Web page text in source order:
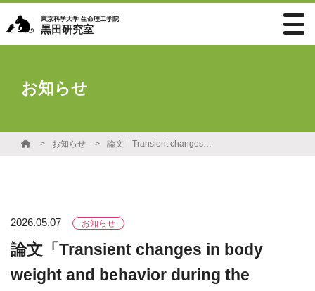
東京科学大学 生命理工学院
黒田研究室
お知らせ
お知らせ 論文「Transient changes in body weight and behavior during the placentation period in non-human primates and rodents」が掲載されました
2026.05.07 お知らせ
論文「Transient changes in body
weight and behavior during the